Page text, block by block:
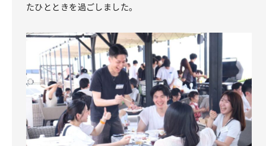
たひとときを過ごしました。